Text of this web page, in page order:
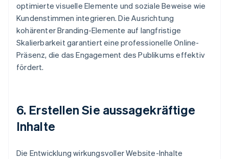
optimierte visuelle Elemente und soziale Beweise wie
Kundenstimmen integrieren. Die Ausrichtung
kohärenter Branding-Elemente auf langfristige
Skalierbarkeit garantiert eine professionelle Online-
Präsenz, die das Engagement des Publikums effektiv
fördert.
6. Erstellen Sie aussagekräftige
Inhalte
Die Entwicklung wirkungsvoller Website-Inhalte